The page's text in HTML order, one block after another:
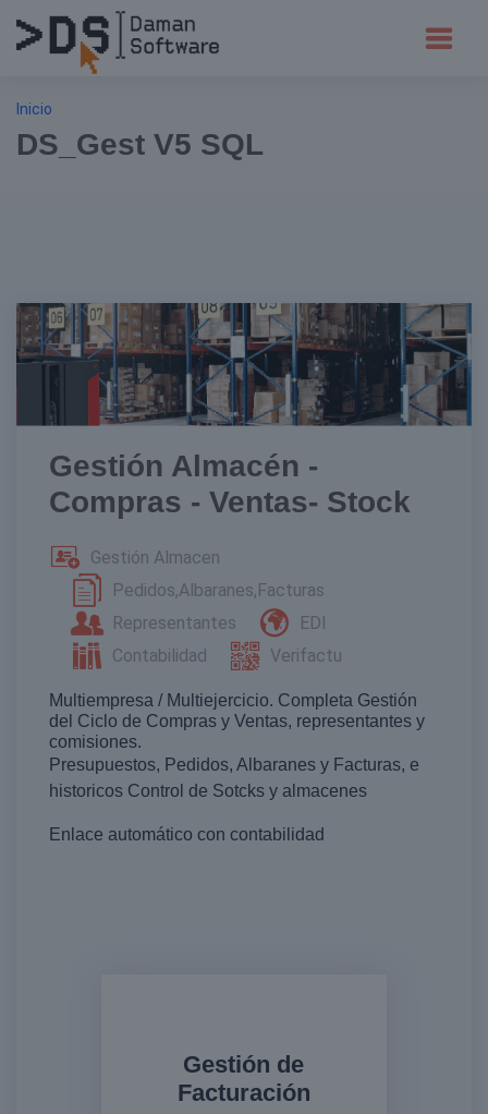
Inicio
DS_Gest V5 SQL
Gestión Almacén -
Compras - Ventas- Stock
Gestión Almacen
Pedidos,Albaranes,Facturas
Representantes
EDI
Contabilidad
Verifactu
Multiempresa / Multiejercicio. Completa Gestión
del Ciclo de Compras y Ventas, representantes y
comisiones.
Presupuestos, Pedidos, Albaranes y Facturas, e
historicos Control de Sotcks y almacenes
Enlace automático con contabilidad
Gestión de
Facturación